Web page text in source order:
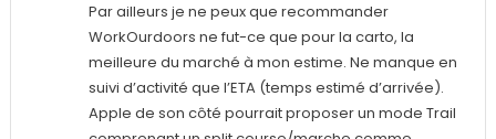
Par ailleurs je ne peux que recommander
WorkOurdoors ne fut-ce que pour la carto, la
meilleure du marché à mon estime. Ne manque en
suivi d’activité que l’ETA (temps estimé d’arrivée).
Apple de son côté pourrait proposer un mode Trail